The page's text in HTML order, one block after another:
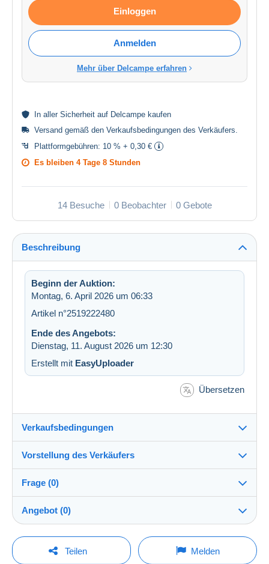
Einloggen
Anmelden
Mehr über Delcampe erfahren
In aller Sicherheit auf Delcampe kaufen
Versand gemäß den Verkaufsbedingungen des Verkäufers
Plattformgebühren: 10 % + 0,30 €
Es bleiben 4 Tage 8 Stunden
14 Besuche 0 Beobachter 0 Gebote
Beschreibung
Beginn der Auktion:
Montag, 6. April 2026 um 06:33
Artikel n°2519222480
Ende des Angebots:
Dienstag, 11. August 2026 um 12:30
Erstellt mit EasyUploader
Übersetzen
Verkaufsbedingungen
Versand nach:
Die Liste der Länder einsehen
Direkte Übergabe:
Ja
Vorkasse
Vorstellung des Verkäufers
hasch100%(19182x)
Shop
Frage (0)
Um eine Frage stellen zu können, müssen Sie
Angebot (0)
Der Verkauf wird um eine Minute verlängert, wenn
weniger als eine Minute vor Ablauf der Frist ein
Gebot abgegeben wird.
Teilen Melden